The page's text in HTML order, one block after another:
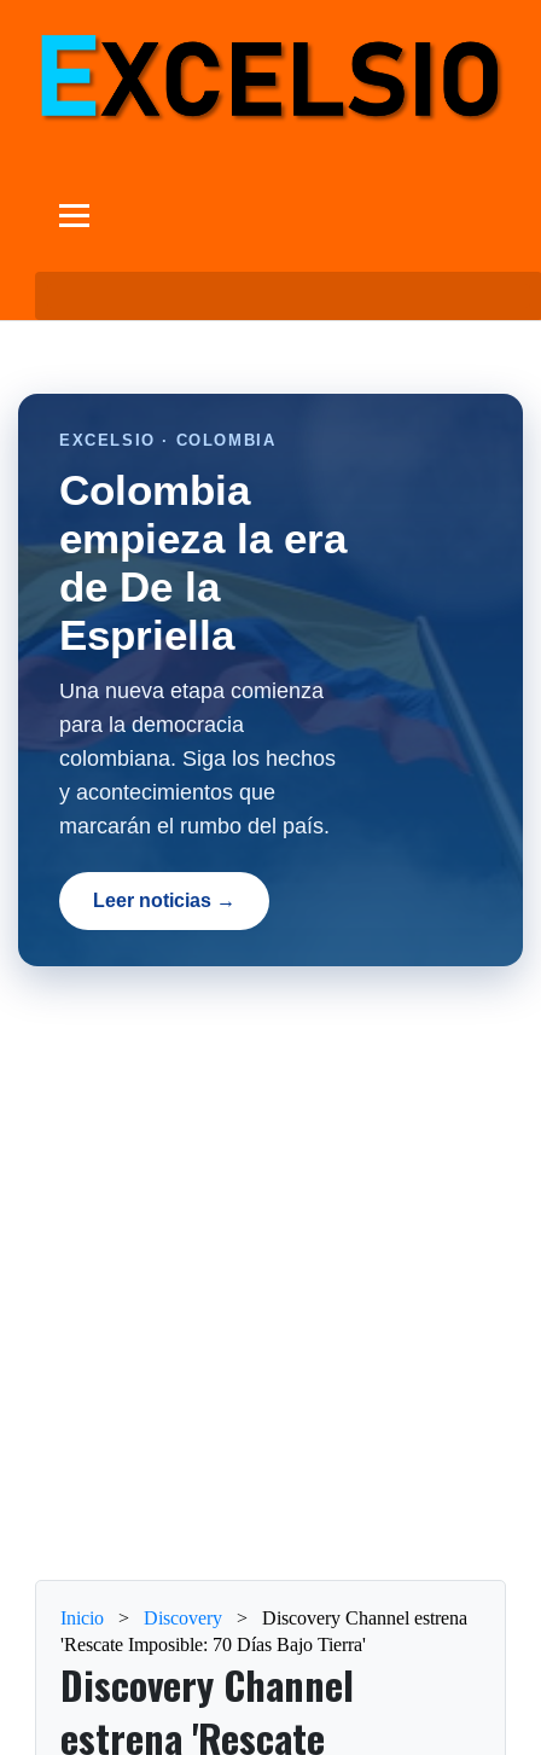
EXCELSIO · COLOMBIA
Colombia
empieza la era
de De la
Espriella
Una nueva etapa comienza
para la democracia
colombiana. Siga los hechos
y acontecimientos que
marcarán el rumbo del país.
Leer noticias →
Inicio > Discovery >
Discovery Channel estrena
'Rescate Imposible: 70 Días Bajo Tierra'
Discovery Channel
estrena 'Rescate